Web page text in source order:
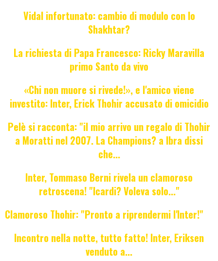
Vidal infortunato: cambio di modulo con lo
Shakhtar?
La richiesta di Papa Francesco: Ricky Maravilla
primo Santo da vivo
«Chi non muore si rivede!», e l'amico viene
investito: Inter, Erick Thohir accusato di omicidio
Pelè si racconta: "il mio arrivo un regalo di Thohir
a Moratti nel 2007. La Champions? a Ibra dissi
che...
Inter, Tommaso Berni rivela un clamoroso
retroscena! "Icardi? Voleva solo..."
Clamoroso Thohir: "Pronto a riprendermi l'Inter!"
Incontro nella notte, tutto fatto! Inter, Eriksen
venduto a...